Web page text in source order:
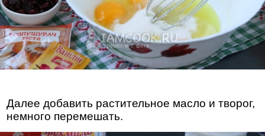
Далее добавить растительное масло и творог,
немного перемешать.